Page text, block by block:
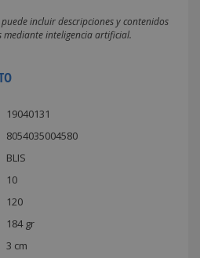
incluir descripciones y contenidos
mediante inteligencia artificial.
19040131
8054035004580
BLIS
10
120
184 gr
3 cm